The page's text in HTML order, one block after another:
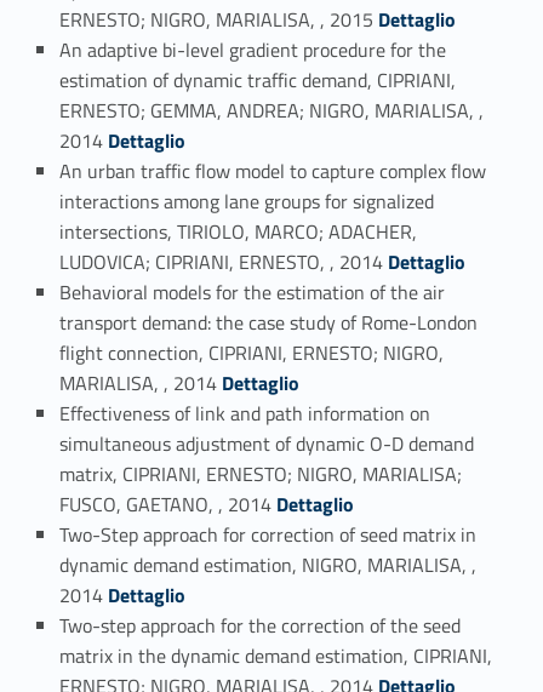
ERNESTO; NIGRO, MARIALISA, , 2015 Link identifier #identifier_person_157553-25
Dettaglio
An adaptive bi-level gradient procedure for the
estimation of dynamic traffic demand, CIPRIANI,
ERNESTO; GEMMA, ANDREA; NIGRO, MARIALISA, ,
2014 Link identifier #identifier_person_72349-26
Dettaglio
An urban traffic flow model to capture complex flow
interactions among lane groups for signalized
intersections, TIRIOLO, MARCO; ADACHER,
LUDOVICA; CIPRIANI, ERNESTO, , 2014 Link identifier #identifier_person_131523-27
Dettaglio
Behavioral models for the estimation of the air
transport demand: the case study of Rome-London
flight connection, CIPRIANI, ERNESTO; NIGRO,
MARIALISA, , 2014 Link identifier #identifier_person_496-28
Dettaglio
Effectiveness of link and path information on
simultaneous adjustment of dynamic O-D demand
matrix, CIPRIANI, ERNESTO; NIGRO, MARIALISA;
FUSCO, GAETANO, , 2014 Link identifier #identifier_person_81832-29
Dettaglio
Two-Step approach for correction of seed matrix in
dynamic demand estimation, NIGRO, MARIALISA, ,
2014 Link identifier #identifier_person_183868-30
Dettaglio
Two-step approach for the correction of the seed
matrix in the dynamic demand estimation, CIPRIANI,
ERNESTO; NIGRO, MARIALISA, , 2014 Link identifier #identifier_person_171707-31
Dettaglio